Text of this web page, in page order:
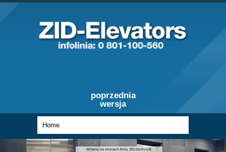
poprzednia
wersja
Witamy na stronach firmy ZID-SERVICE